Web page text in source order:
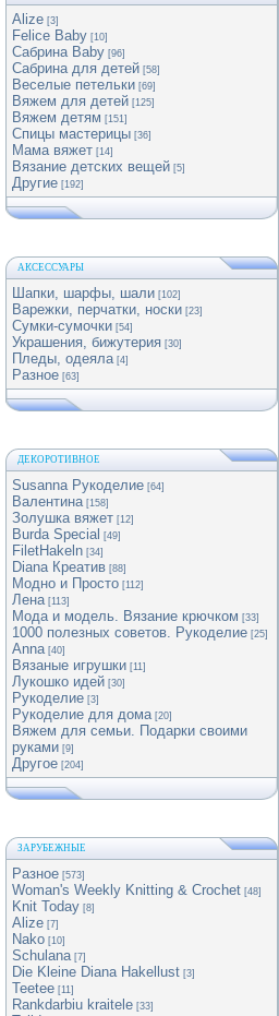
Alize [3]
Felice Baby [10]
Сабрина Baby [96]
Сабрина для детей [58]
Веселые петельки [69]
Вяжем для детей [125]
Вяжем детям [151]
Спицы мастерицы [36]
Мама вяжет [14]
Вязание детских вещей [5]
Другие [192]
АКСЕССУАРЫ
Шапки, шарфы, шали [102]
Варежки, перчатки, носки [23]
Сумки-сумочки [54]
Украшения, бижутерия [30]
Пледы, одеяла [4]
Разное [63]
ДЕКОРОТИВНОЕ
Susanna Рукоделие [64]
Валентина [158]
Золушка вяжет [12]
Burda Special [49]
FiletHakeln [34]
Diana Креатив [88]
Модно и Просто [112]
Лена [113]
Мода и модель. Вязание крючком [33]
1000 полезных советов. Рукоделие [25]
Anna [40]
Вязаные игрушки [11]
Лукошко идей [30]
Рукоделие [3]
Рукоделие для дома [20]
Вяжем для семьи. Подарки своими
руками [9]
Другое [204]
ЗАРУБЕЖНЫЕ
Разное [573]
Woman's Weekly Knitting & Crochet [48]
Knit Today [8]
Alize [7]
Nako [10]
Schulana [7]
Die Kleine Diana Hakellust [3]
Teetee [11]
Rankdarbiu kraitele [33]